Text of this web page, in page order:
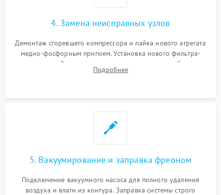
4. Замена неисправных узлов
Демонтаж сгоревшего компрессора и пайка нового агрегата
медно-фосфорным припоем. Установка нового фильтра-
осушителя. Замена изношенных вентиляторов обдува,
сломанных заслонок или поврежденных дверных петель.
Подробнее
5. Вакуумирование и заправка фреоном
Подключение вакуумного насоса для полного удаления
воздуха и влаги из контура. Заправка системы строго